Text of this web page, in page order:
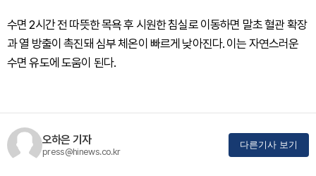
수면 2시간 전 따뜻한 목욕 후 시원한 침실로 이동하면 말초 혈관 확장
과 열 방출이 촉진돼 심부 체온이 빠르게 낮아진다. 이는 자연스러운
수면 유도에 도움이 된다.
오하은 기자
press@hinews.co.kr
다른기사 보기